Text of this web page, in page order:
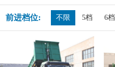
前进档位: 不限 5档 6档